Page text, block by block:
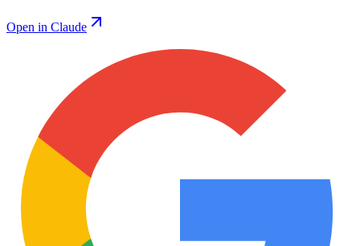
Open in Claude